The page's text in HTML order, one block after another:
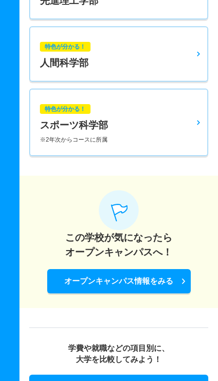
特色が分かる！
人間科学部
特色が分かる！
スポーツ科学部
※2年次からコースに所属
この学校が気になったら
オープンキャンパスへ！
オープンキャンパス情報をみる
学費や就職などの項目別に、
大学を比較してみよう！